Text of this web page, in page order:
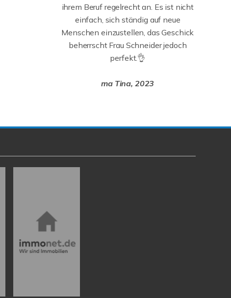
ihrem Beruf regelrecht an. Es ist nicht
einfach, sich ständig auf neue
Menschen einzustellen, das Geschick
beherrscht Frau Schneider jedoch
perfekt.👌
ma Tina, 2023